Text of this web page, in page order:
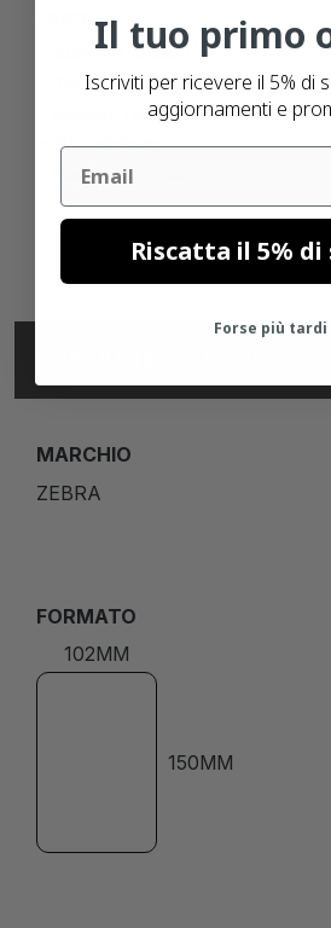
102mm x 150mm
Termico diretto (top)
Adesivo removibile
300 etichette
Nucleo di 25mm
MARCHIO
ZEBRA
FORMATO
102MM
150MM
Il tuo primo
Iscriviti per ricevere il 5% di
aggiornamenti e
Email
Riscatta il 5%
Forse più tardi